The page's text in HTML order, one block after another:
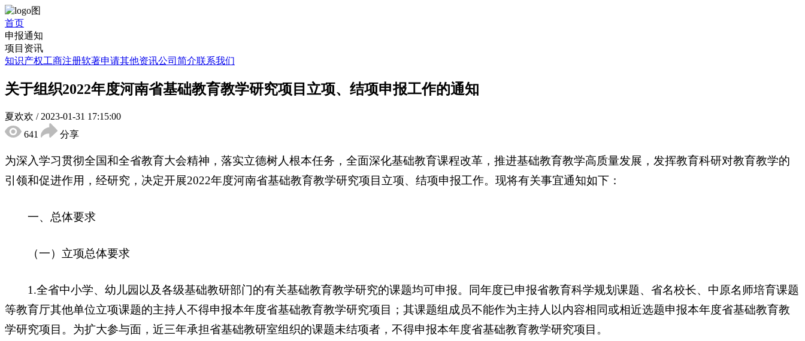
首页
申报通知
项目资讯
知识产权工商注册软著申请其他资讯公司简介联系我们
关于组织2022年度河南省基础教育教学研究项目立项、结项申报工作的通知
夏欢欢 / 2023-01-31 17:15:00
641
分享
为深入学习贯彻全国和全省教育大会精神，落实立德树人根本任务，全面深化基础教育课程改革，推进基础教育教学高质量发展，发挥教育科研对教育教学的
引领和促进作用，经研究，决定开展2022年度河南省基础教育教学研究项目立项、结项申报工作。现将有关事宜通知如下：
一、总体要求
（一）立项总体要求
1.全省中小学、幼儿园以及各级基础教研部门的有关基础教育教学研究的课题均可申报。同年度已申报省教育科学规划课题、省名校长、中原名师培育课题
等教育厅其他单位立项课题的主持人不得申报本年度省基础教育教学研究项目；其课题组成员不能作为主持人以内容相同或相近选题申报本年度省基础教育教
学研究项目。为扩大参与面，近三年承担省基础教研室组织的课题未结项者，不得申报本年度省基础教育教学研究项目。